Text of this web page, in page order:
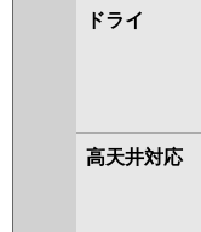
パナソニック
ドライ
高天井対応